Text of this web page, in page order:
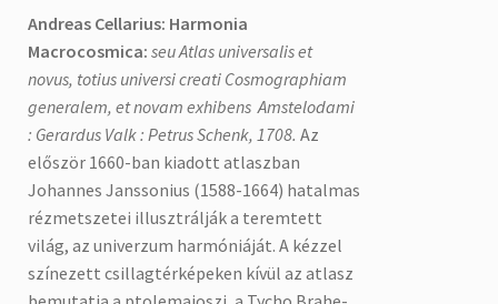
Andreas Cellarius: Harmonia
Macrocosmica: seu Atlas universalis et
novus, totius universi creati Cosmographiam
generalem, et novam exhibens Amstelodami
: Gerardus Valk : Petrus Schenk, 1708. Az
először 1660-ban kiadott atlaszban
Johannes Janssonius (1588-1664) hatalmas
rézmetszetei illusztrálják a teremtett
világ, az univerzum harmóniáját. A kézzel
színezett csillagtérképeken kívül az atlasz